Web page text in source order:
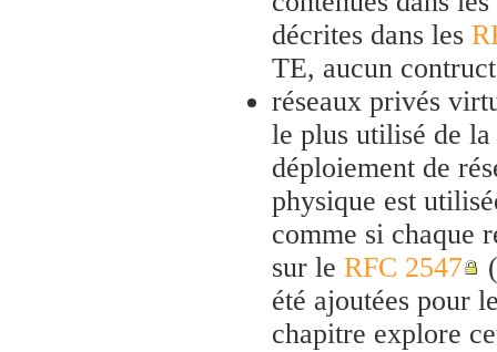
décrites dans les
TE, aucun
réseaux privés
le plus utilisé de
déploiement de
physique est
comme si chaque
sur le RFC 2547
été ajoutées pour
chapitre explore